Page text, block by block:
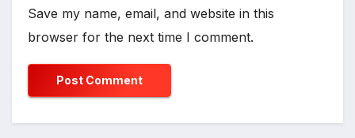
Save my name, email, and website in this
browser for the next time I comment.